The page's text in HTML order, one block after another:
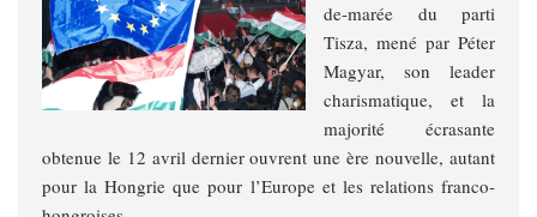
de-marée du parti
Tisza, mené par Péter
Magyar, son leader
charismatique, et la
majorité écrasante
obtenue le 12 avril dernier ouvrent une ère nouvelle, autant
pour la Hongrie que pour l’Europe et les relations franco-